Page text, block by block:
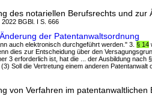
des notariellen Berufsrechts und zur
BGBl. I S. 666
der Patentanwaltsordnung
auch elektronisch durchgeführt werden." 3. § 14
dies zur Entscheidung über den
3 erforderlich ist, hat die ... der Ausbildung nach
Soll die Vertretung einem anderen Patentanwalt
von Verfahren im patentanwaltlichen